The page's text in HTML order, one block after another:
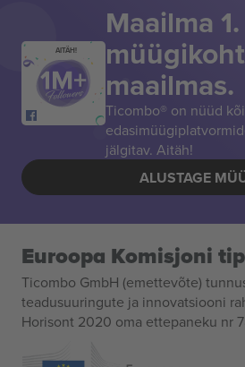
AITÄH!
Maailma 1.
müügikoht
maailmas.
Ticombo® on nüüd
jälgitav. Aitäh!
ALUSTAGE
Euroopa Komisjoni
Ticombo GmbH (emettevõte)
teadusuuringute ja innovatsiooni
Horisont 2020 oma ettepaneku nr